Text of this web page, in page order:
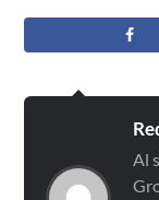
Al